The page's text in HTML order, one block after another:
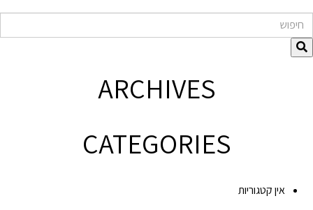
חיפוש
ARCHIVES
CATEGORIES
אין קטגוריות